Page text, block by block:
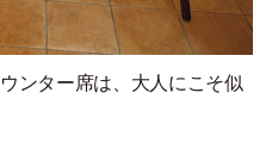
ンター席は、大人にこそ似